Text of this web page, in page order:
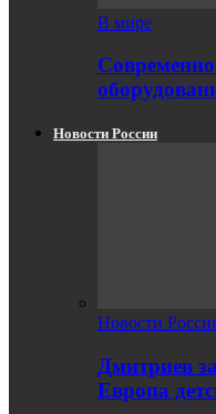
В мире
Новости России
Новости
Дмитриев
Европа